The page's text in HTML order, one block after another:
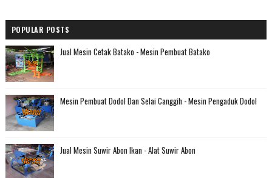
POPULAR POSTS
Jual Mesin Cetak Batako - Mesin Pembuat Batako
Mesin Pembuat Dodol Dan Selai Canggih - Mesin Pengaduk Dodol
Jual Mesin Suwir Abon Ikan - Alat Suwir Abon